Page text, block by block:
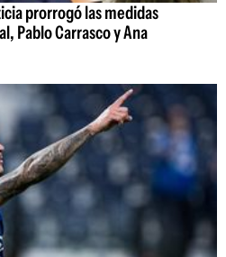
prorrogó las medidas
Pablo Carrasco y Ana